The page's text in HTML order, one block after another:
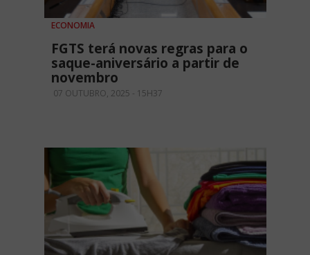
ECONOMIA
FGTS terá novas regras para o
saque-aniversário a partir de
novembro
07 OUTUBRO, 2025 - 15H37